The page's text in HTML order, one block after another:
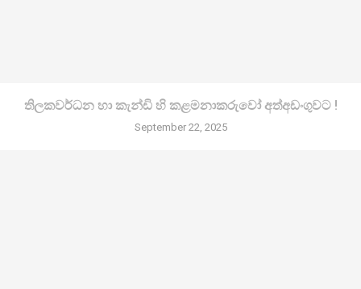
තිලකවර්ධන හා කැන්ඩි හි කළමනාකරුවෝ අත්අඩංගුවට !
September 22, 2025